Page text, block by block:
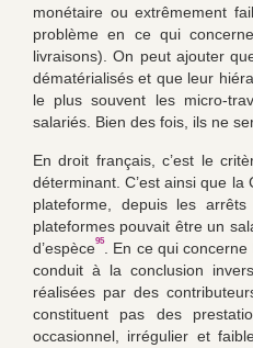
monétaire ou extrêmement
problème en ce qui
livraisons). On peut ajouter
dématérialisés et que leur
le plus souvent les micro-
salariés. Bien des fois, ils ne
En droit français, c’est le
déterminant. C’est ainsi que
plateforme, depuis les arrêts
plateformes pouvait être un
d’espèce95. En ce qui
conduit à la conclusion
réalisées par des
constituent pas des
occasionnel, irrégulier et